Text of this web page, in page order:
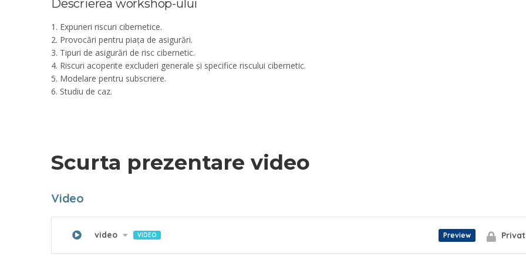
Descrierea workshop-ului
1. Expuneri riscuri cibernetice.
2. Provocări pentru piața de asigurări.
3. Tipuri de asigurări de risc cibernetic.
4. Riscuri acoperite excluderi generale și specifice riscului cibernetic.
5. Modelare pentru subscriere.
6. Studiu de caz.
Scurta prezentare video
Video
video VIDEO Preview